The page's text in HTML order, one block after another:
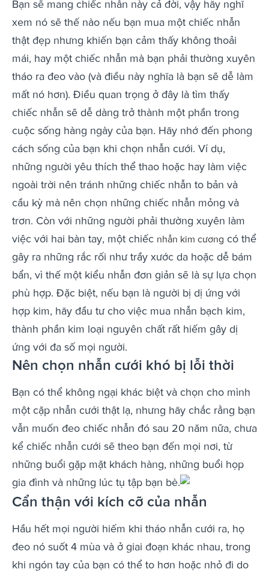
Bạn sẽ mang chiếc nhẫn này cả đời, vậy hãy nghĩ
xem nó sẽ thế nào nếu bạn mua một chiếc nhẫn
thật đẹp nhưng khiến bạn cảm thấy không thoải
mái, hay một chiếc nhẫn mà bạn phải thường xuyên
tháo ra đeo vào (và điều này nghĩa là bạn sẽ dễ làm
mất nó hơn). Điều quan trọng ở đây là tìm thấy
chiếc nhẫn sẽ dễ dàng trở thành một phần trong
cuộc sống hàng ngày của bạn. Hãy nhớ đến phong
cách sống của bạn khi chọn nhẫn cưới. Ví dụ,
những người yêu thích thể thao hoặc hay làm việc
ngoài trời nên tránh những chiếc nhẫn to bản và
cầu kỳ mà nên chọn những chiếc nhẫn mỏng và
trơn. Còn với những người phải thường xuyên làm
việc với hai bàn tay, một chiếc nhẫn kim cương có thể
gây ra những rắc rối như trầy xước da hoặc dễ bám
bẩn, vì thế một kiểu nhẫn đơn giản sẽ là sự lựa chọn
phù hợp. Đặc biệt, nếu bạn là người bị dị ứng với
hợp kim, hãy đầu tư cho việc mua nhẫn bạch kim,
thành phần kim loại nguyên chất rất hiếm gây dị
ứng với đa số mọi người.
Nên chọn nhẫn cưới khó bị lỗi thời
Bạn có thể không ngại khác biệt và chọn cho mình
một cặp nhẫn cưới thật lạ, nhưng hãy chắc rằng bạn
vẫn muốn đeo chiếc nhẫn đó sau 20 năm nữa, chưa
kể chiếc nhẫn cưới sẽ theo bạn đến mọi nơi, từ
những buổi gặp mặt khách hàng, những buổi họp
gia đình và những lúc tụ tập bạn bè.
Cẩn thận với kích cỡ của nhẫn
Hầu hết mọi người hiếm khi tháo nhẫn cưới ra, họ
đeo nó suốt 4 mùa và ở giai đoạn khác nhau, trong
khi ngón tay của bạn có thể to hơn hoặc nhỏ đi do